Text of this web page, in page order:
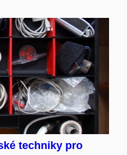
techniky pro